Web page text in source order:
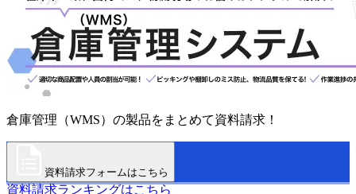
倉庫管理（WMS）の製品をまとめて資料請求！
資料請求フォームはこちら
資料請求ランキングはこちら